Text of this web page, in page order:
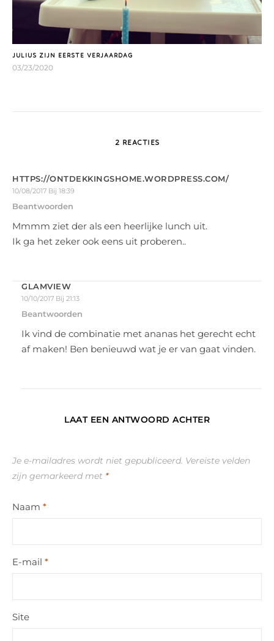
JULIUS ZIJN EERSTE VERJAARDAG
03/23/2020
2 REACTIES
HTTPS://ONTDEKKINGSHOME.WORDPRESS.COM/
10/08/2017 Bij 18:39
Beantwoorden
Mmmm ziet der als een heerlijke lunch uit.
Ik ga het zeker ook eens uit proberen..
GLAMVIEW
10/10/2017 Bij 21:13
Beantwoorden
Ik vind de combinatie met ananas het gerecht echt
af maken! Ben benieuwd wat je er van gaat vinden.
LAAT EEN ANTWOORD ACHTER
Je e-mailadres wordt niet gepubliceerd. Vereiste velden
zijn gemarkeerd met *
Naam *
E-mail *
Site